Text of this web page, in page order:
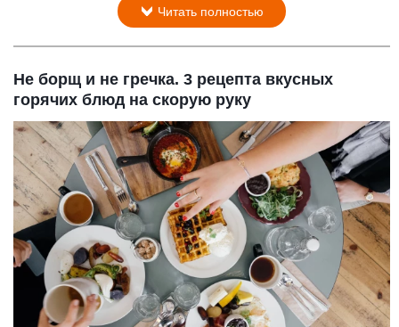
Читать полностью
Не борщ и не гречка. 3 рецепта вкусных
горячих блюд на скорую руку